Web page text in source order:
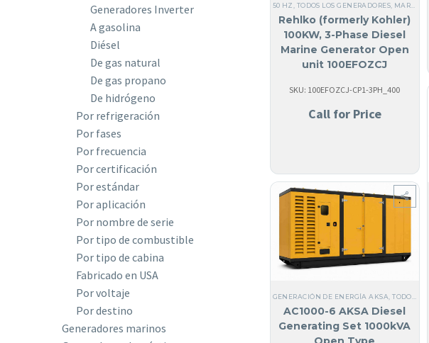
Generadores Inverter
A gasolina
Diésel
De gas natural
De gas propano
De hidrógeno
Por refrigeración
Por fases
Por frecuencia
Por certificación
Por estándar
Por aplicación
Por nombre de serie
Por tipo de combustible
Por tipo de cabina
Fabricado en USA
Por voltaje
Por destino
Generadores marinos
50 HZ TODOS LOS GENERADORES MARINOS
Rehlko (formerly Kohler)
100KW, 3-Phase Diesel
Marine Generator Open
unit 100EFOZCJ
SKU: 100EFOZCJ-CP1-3PH_400
Call for Price
GENERACIÓN DE ENERGÍA AKSA ,TODOS LOS GENERADORES
AC1000-6 AKSA Diesel
Generating Set 1000kVA